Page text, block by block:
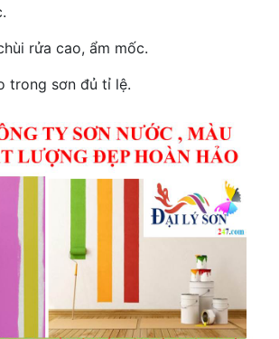
rửa cao, ẩm mốc.
trong sơn đủ tỉ lệ.